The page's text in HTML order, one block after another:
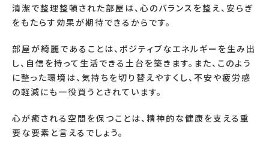
清潔で整理整頓された部屋は、心のバランスを整え、安らぎ
をもたらす効果が期待できるからです。
部屋が綺麗であることは、ポジティブなエネルギーを生み出
し、自信を持って生活できる土台を築きます。また、このよう
に整った環境は、気持ちを切り替えやすくし、不安や疲労感
の軽減にも一役買うとされています。
心が癒される空間を保つことは、精神的な健康を支える重
要な要素と言えるでしょう。